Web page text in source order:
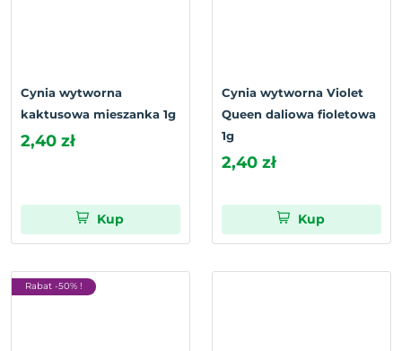
Cynia wytworna
kaktusowa mieszanka 1g
2,40 zł
Kup
Cynia wytworna Violet
Queen daliowa fioletowa
1g
2,40 zł
Kup
Rabat -50% !